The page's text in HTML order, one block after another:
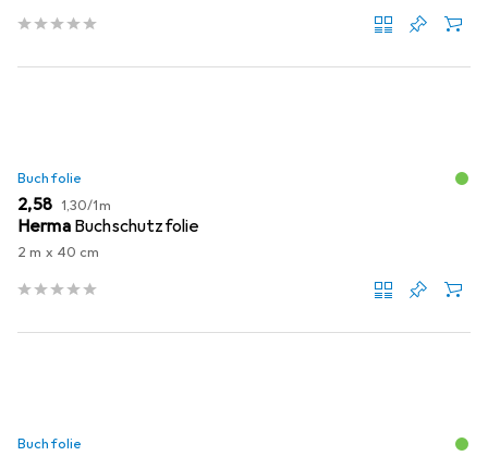
Buchfolie
EUR
2,58 EUR
1,30/1m
Herma Buchschutzfolie
2 m x 40 cm
Buchfolie